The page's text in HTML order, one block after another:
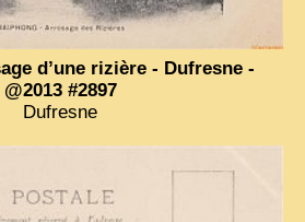
d’une rizière - Dufresne -
@2013 #2897
Dufresne